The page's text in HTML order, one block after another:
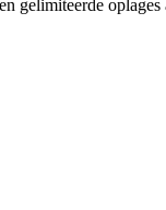
gelimiteerde oplages